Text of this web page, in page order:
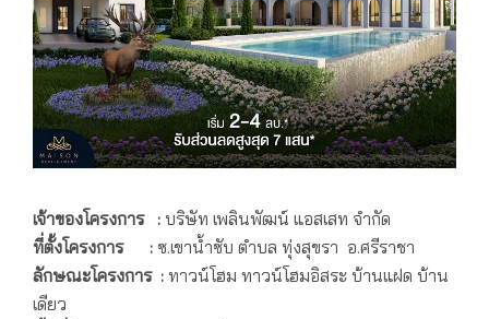
เจ้าของโครงการ : บริษัท เพลินพัฒน์ แอสเสท จำกัด
ที่ตั้งโครงการ : ซ.เขาน้ำซับ ตำบล ทุ่งสุขรา อ.ศรีราชา
ลักษณะโครงการ : ทาวน์โฮม ทาวน์โฮมอิสระ บ้านแฝด บ้าน
เดียว